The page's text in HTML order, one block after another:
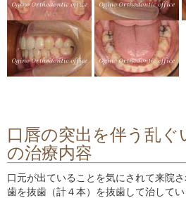
口唇の突出を伴う乱ぐ
の治療内容
口元が出ていることを気にされて来院
歯を抜歯（計４本）を抜歯して治して